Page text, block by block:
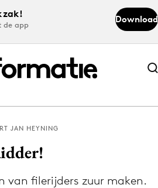
de app
Download
Abonneer nu
Abonneer nu
de app
JAN HEYNING
van filerijders zuur maken.